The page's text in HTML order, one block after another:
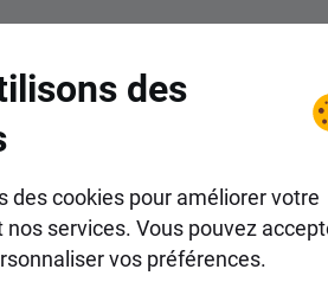
actions
des
des cookies pour améliorer votre
services. Vous pouvez
vos préférences.